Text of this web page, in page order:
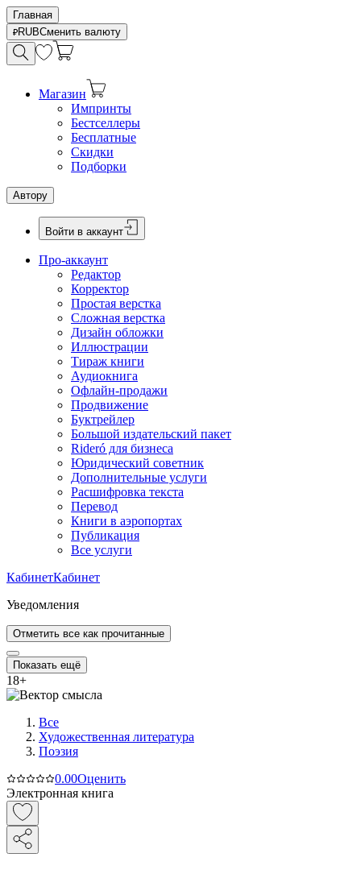
Главная
RUBСменить валюту
Магазин
Импринты
Бестселлеры
Бесплатные
Скидки
Подборки
Автору
Войти в аккаунт
Про-аккаунт
Редактор
Корректор
Простая верстка
Сложная верстка
Дизайн обложки
Иллюстрации
Тираж книги
Аудиокнига
Офлайн-продажи
Продвижение
Буктрейлер
Большой издательский пакет
Rideró для бизнеса
Юридический советник
Дополнительные услуги
Расшифровка текста
Перевод
Книги в аэропортах
Публикация
Все услуги
КабинетКабинет
Уведомления
Отметить все как прочитанные
Показать ещё
18+
Все
Художественная литература
Поэзия
0.00Оценить
Электронная книга